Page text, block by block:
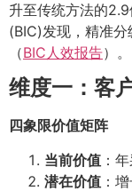
升至传统方法的2.9
(BIC)发现，精准
（BIC人效报告）。
维度一：客
四象限价值矩阵
当前价值 ：
潜在价值 ：